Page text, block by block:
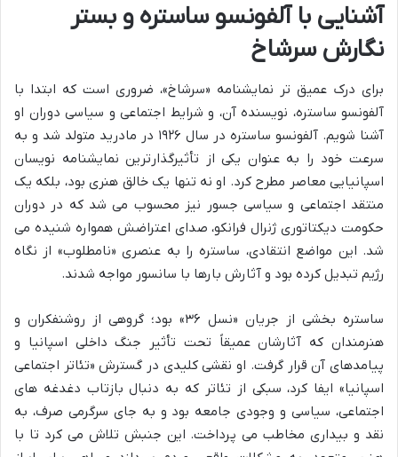
آشنایی با آلفونسو ساستره و بستر
نگارش سرشاخ
برای درک عمیق تر نمایشنامه «سرشاخ»، ضروری است که ابتدا با
آلفونسو ساستره، نویسنده آن، و شرایط اجتماعی و سیاسی دوران او
آشنا شویم. آلفونسو ساستره در سال ۱۹۲۶ در مادرید متولد شد و به
سرعت خود را به عنوان یکی از تأثیرگذارترین نمایشنامه نویسان
اسپانیایی معاصر مطرح کرد. او نه تنها یک خالق هنری بود، بلکه یک
منتقد اجتماعی و سیاسی جسور نیز محسوب می شد که در دوران
حکومت دیکتاتوری ژنرال فرانکو، صدای اعتراضش همواره شنیده می
شد. این مواضع انتقادی، ساستره را به عنصری «نامطلوب» از نگاه
رژیم تبدیل کرده بود و آثارش بارها با سانسور مواجه شدند.
ساستره بخشی از جریان «نسل ۳۶» بود؛ گروهی از روشنفکران و
هنرمندان که آثارشان عمیقاً تحت تأثیر جنگ داخلی اسپانیا و
پیامدهای آن قرار گرفت. او نقشی کلیدی در گسترش «تئاتر اجتماعی
اسپانیا» ایفا کرد، سبکی از تئاتر که به دنبال بازتاب دغدغه های
اجتماعی، سیاسی و وجودی جامعه بود و به جای سرگرمی صرف، به
نقد و بیداری مخاطب می پرداخت. این جنبش تلاش می کرد تا با